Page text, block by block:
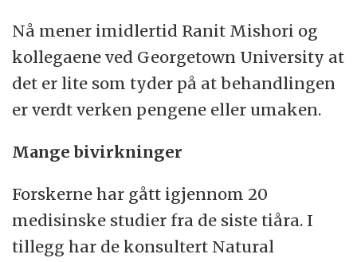
Nå mener imidlertid Ranit Mishori og
kollegaene ved Georgetown University at
det er lite som tyder på at behandlingen
er verdt verken pengene eller umaken.
Mange bivirkninger
Forskerne har gått igjennom 20
medisinske studier fra de siste tiåra. I
tillegg har de konsultert Natural